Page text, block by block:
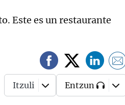
Este es un restaurante
Itzuli Entzun